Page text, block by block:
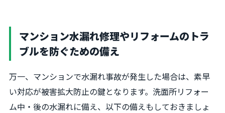
マンション水漏れ修理やリフォームのトラ
ブルを防ぐための備え
万一、マンションで水漏れ事故が発生した場合は、素早
い対応が被害拡大防止の鍵となります。洗面所リフォー
ム中・後の水漏れに備え、以下の備えもしておきましょ